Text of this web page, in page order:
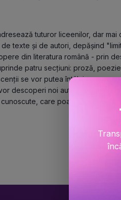
tuturor liceenilor, dar mai
texte și de autori, depășind
din literatura română - prin
patru secțiuni: proză,
se vor putea întâlni cu opere
descoperi noi autori și, în cazul
care poate nu mai